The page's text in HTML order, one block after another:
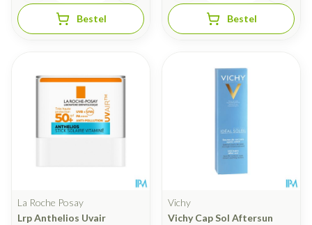
Bestel Bestel
La Roche Posay
Lrp Anthelios Uvair
Vichy
Vichy Cap Sol Aftersun